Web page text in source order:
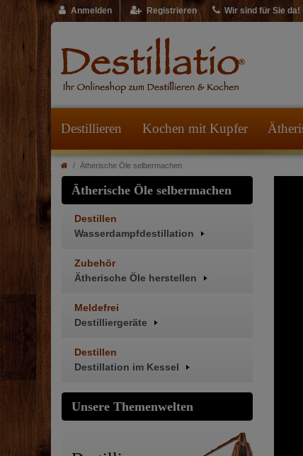
Anmelden Registrieren Wir sind für Sie da!
Destillieren Kochen mit Kupfer
Ätherische Öle selbermachen
Ätherische Öle selbermachen
Destillen
Wasserdampfdestillation
Zubehör
Ätherische Öle herstellen
Meldefrei
Destilliergeräte
Destillen
Destillation im Kessel
Unsere Themenwelten